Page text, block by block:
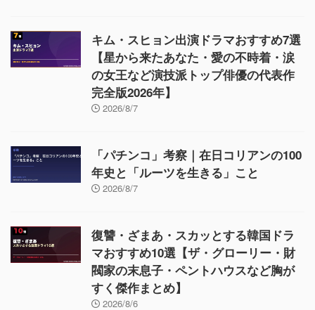
キム・スヒョン出演ドラマおすすめ7選
【星から来たあなた・愛の不時着・涙
の女王など演技派トップ俳優の代表作
完全版2026年】
2026/8/7
「パチンコ」考察｜在日コリアンの100
年史と「ルーツを生きる」こと
2026/8/7
復讐・ざまあ・スカッとする韓国ドラ
マおすすめ10選【ザ・グローリー・財
閥家の末息子・ペントハウスなど胸が
すく傑作まとめ】
2026/8/6